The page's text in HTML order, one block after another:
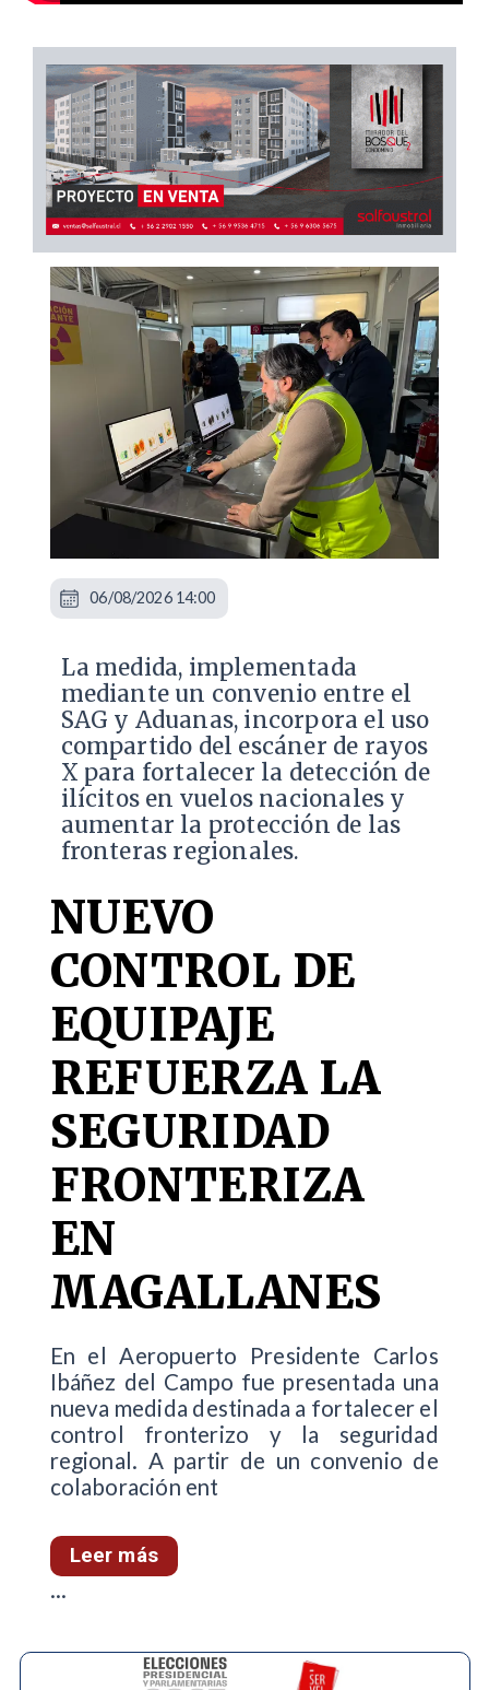
La medida, implementada
mediante un convenio entre el
SAG y Aduanas, incorpora el uso
compartido del escáner de rayos
X para fortalecer la detección de
ilícitos en vuelos nacionales y
aumentar la protección de las
fronteras regionales.
NUEVO
CONTROL DE
EQUIPAJE
REFUERZA LA
SEGURIDAD
FRONTERIZA
EN
MAGALLANES
En el Aeropuerto Presidente Carlos
Ibáñez del Campo fue presentada una
nueva medida destinada a fortalecer el
control fronterizo y la seguridad
regional. A partir de un convenio de
colaboración ent
Leer más
06/08/2026 14:00
...